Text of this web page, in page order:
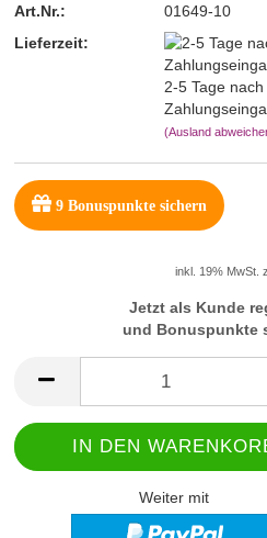
Art.Nr.:
01649-10
Lieferzeit:
2-5 Tage nach
(Ausland
9Bonuspunkte sichern
inkl. 19% MwSt.
Jetzt als Kunde
und Bonuspunkte
Weiter mit